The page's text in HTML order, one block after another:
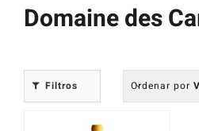
Destilados
Domaine des
Filtros Ordenar por